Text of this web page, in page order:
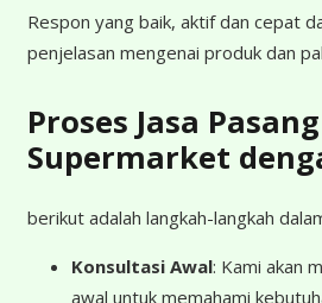
Respon yang baik, aktif dan cepat
penjelasan mengenai produk dan
Proses Jasa Pasang
Supermarket
berikut adalah langkah-langkah
Konsultasi Awal: Kami akan
awal untuk memahami